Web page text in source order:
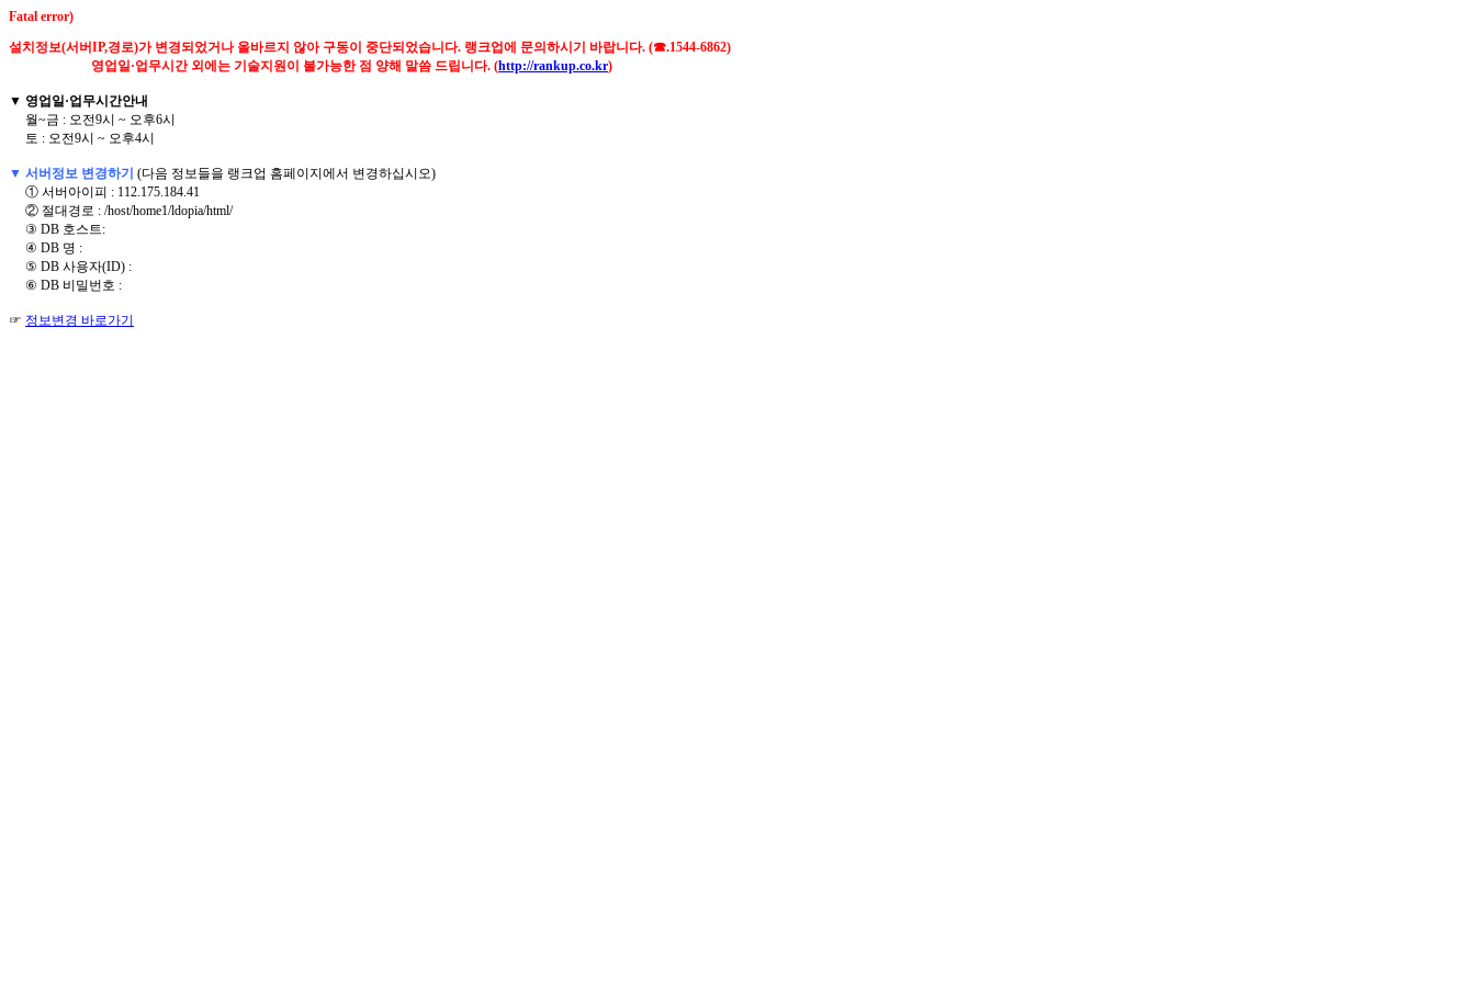
Fatal error)
설치정보(서버IP,경로)가 변경되었거나 올바르지 않아 구동이 중단되었습니다. 랭크업에 문의하시기 바랍니다. (☎.1544-6862)
영업일·업무시간 외에는 기술지원이 불가능한 점 양해 말씀 드립니다. (http://rankup.co.kr)
▼ 영업일·업무시간안내
월~금 : 오전9시 ~ 오후6시
토 : 오전9시 ~ 오후4시
▼ 서버정보 변경하기 (다음 정보들을 랭크업 홈페이지에서 변경하십시오)
① 서버아이피 : 112.175.184.41
② 절대경로 : /host/home1/ldopia/html/
③ DB 호스트:
④ DB 명 :
⑤ DB 사용자(ID) :
⑥ DB 비밀번호 :
☞ 정보변경 바로가기